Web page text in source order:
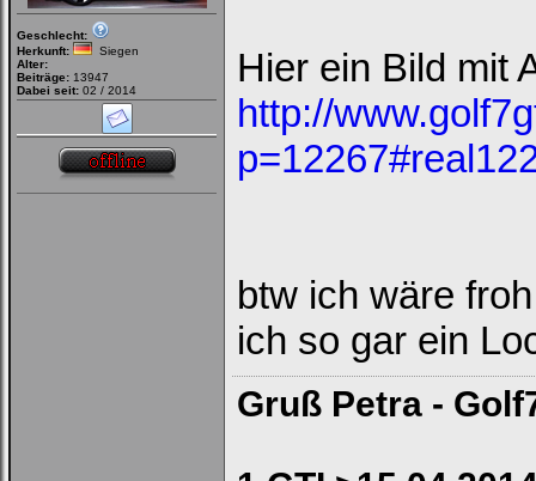
Geschlecht:
Herkunft:
Siegen
Alter:
Beiträge: 13947
Dabei seit: 02 / 2014
Hier ein Bild mit
http://
btw ich wäre
ich so gar ein
Gruß Petra -